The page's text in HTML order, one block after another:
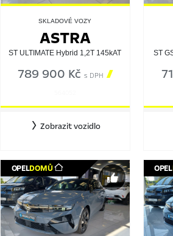
SKLADOVÉ VOZY
ASTRA
ST ULTIMATE Hybrid 1,2T 145kAT
789 900 Kč s DPH 
Zobrazit vozidlo
ST
OPELDOMŮ OPEL